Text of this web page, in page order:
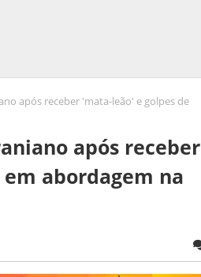
após receber 'mata-leão' e golpes de
após receber
abordagem na